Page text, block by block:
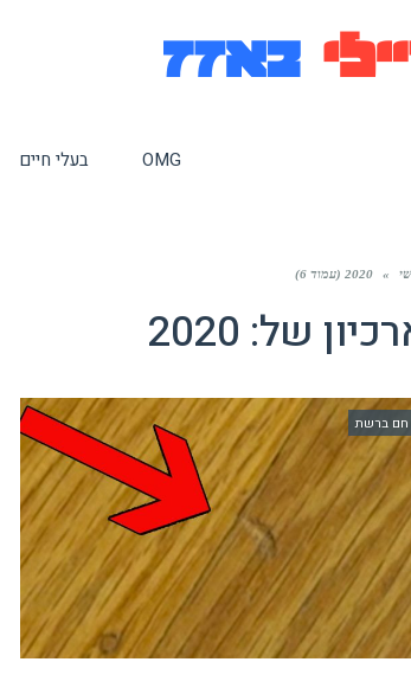
OMG בעלי חיים
» 2020 (עמוד 6)
של: 2020
חם ברשת